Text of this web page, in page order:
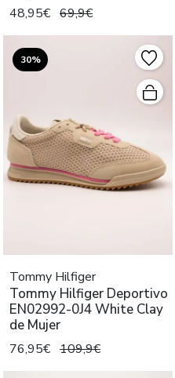
48,95€ 69,9€
30%
Tommy Hilfiger
Tommy Hilfiger Deportivo
EN02992-0J4 White Clay
de Mujer
76,95€ 109,9€